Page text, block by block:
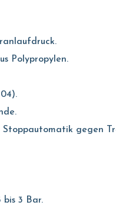
Polypropylen.
gegen
bis 3 Bar.